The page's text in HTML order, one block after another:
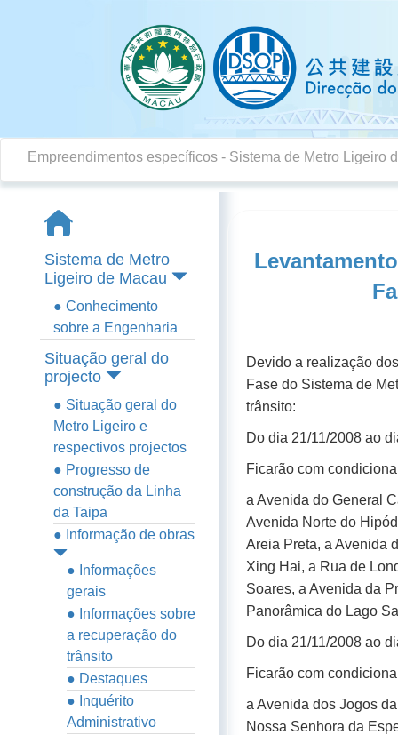
Empreendimentos específicos - Sistema de Metro Ligeiro
Sistema de Metro
Ligeiro de Macau
● Conhecimento
sobre a Engenharia
Situação geral do
projecto
● Situação geral do
Metro Ligeiro e
respectivos projectos
● Progresso de
construção da Linha
da Taipa
● Informação de obras
● Informações
gerais
● Informações sobre
a recuperação do
trânsito
● Destaques
● Inquérito
Administrativo
Devido a realização
Fase do Sistema de
trânsito:
Do dia 21/11/2008 ao
Ficarão com
a Avenida do General
Avenida Norte do
Areia Preta, a Avenida
Xing Hai, a Rua de
Soares, a Avenida da
Panorâmica do Lago
Do dia 21/11/2008 ao
Ficarão com
a Avenida dos Jogos
Nossa Senhora da